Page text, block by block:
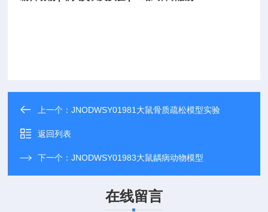
上一个：JNODWSY01981大鼠骨质疏松模型实验
返回列表
下一个：JNODWSY01983大鼠龋病动物模型
在线留言